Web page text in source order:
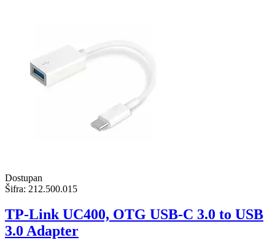
Dostupan
Šifra: 212.500.015
TP-Link UC400, OTG USB-C 3.0 to USB
3.0 Adapter